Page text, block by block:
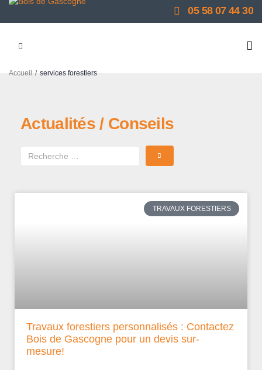
05 58 07 44 30
Accueil / services forestiers
Actualités / Conseils
TRAVAUX FORESTIERS
Travaux forestiers personnalisés : Contactez
Bois de Gascogne pour un devis sur-
mesure!